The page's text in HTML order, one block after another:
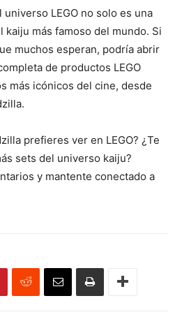
universo LEGO no solo es una
kaiju más famoso del mundo. Si
muchos esperan, podría abrir
de productos LEGO
más icónicos del cine, desde
prefieres ver en LEGO? ¿Te
sets del universo kaiju?
y mantente conectado a